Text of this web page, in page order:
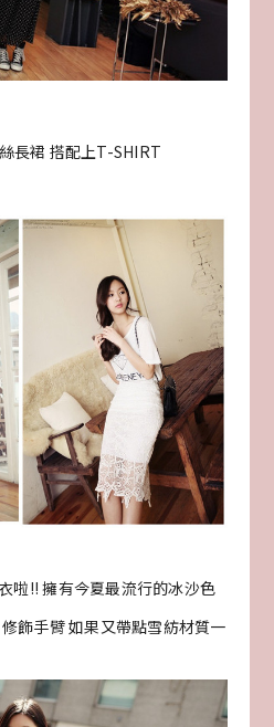
長裙 搭配上T-SHIRT
啦!! 擁有今夏最流行的冰沙色
飾手臂 如果又帶點雪紡材質一